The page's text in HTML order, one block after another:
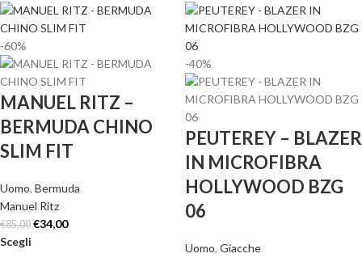
-60%
MANUEL RITZ –
BERMUDA CHINO
SLIM FIT
Uomo, Bermuda
Manuel Ritz
€85,00 €34,00
Scegli
-40%
PEUTEREY – BLAZER
IN MICROFIBRA
HOLLYWOOD BZG
06
Uomo, Giacche